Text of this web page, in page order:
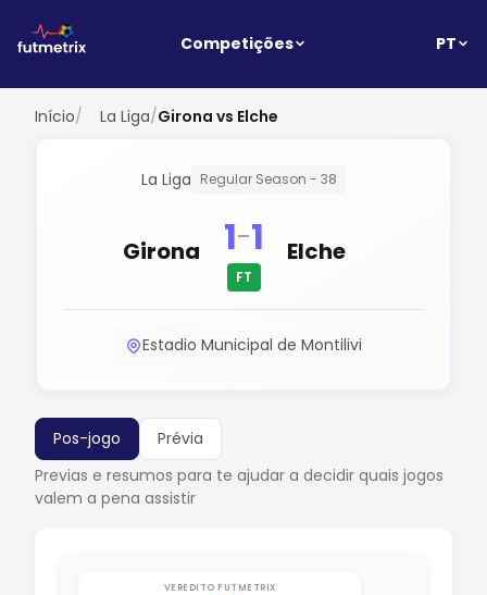
Competições PT
Início/ La Liga/Girona vs Elche
La Liga Regular Season - 38
Girona 1-1
FT
Elche
Estadio Municipal de Montilivi
Pos-jogo
Prévia
Previas e resumos para te ajudar a decidir quais jogos
valem a pena assistir
VEREDITO FUTMETRIX